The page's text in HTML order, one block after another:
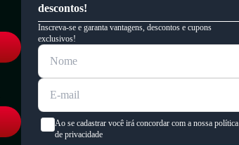
descontos!
Inscreva-se e garanta vantagens, descontos e cupons
exclusivos!
Ao se cadastrar você irá concordar com a nossa política
de privacidade